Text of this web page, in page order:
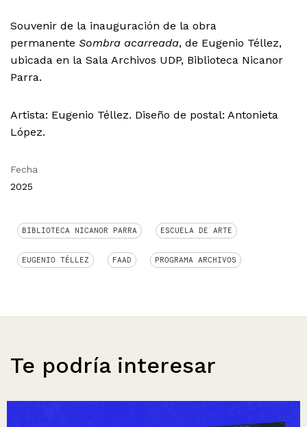
Souvenir de la inauguración de la obra
permanente Sombra acarreada, de Eugenio Téllez,
ubicada en la Sala Archivos UDP, Biblioteca Nicanor
Parra.
Artista: Eugenio Téllez. Diseño de postal: Antonieta
López.
Fecha
2025
BIBLIOTECA NICANOR PARRA ESCUELA DE ARTE
EUGENIO TÉLLEZ FAAD PROGRAMA ARCHIVOS
Te podría interesar